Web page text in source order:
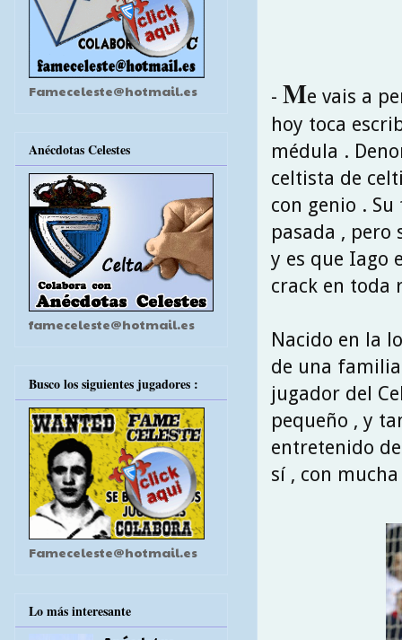
- Me vais a
hoy toca
médula .
celtista de
con genio .
pasada ,
y es que Iago
crack en toda
Nacido en la
de una
jugador del
pequeño , y
entretenido
sí , con
Fameceleste@hotmail.es
Anécdotas Celestes
fameceleste@hotmail.es
Busco los siguientes jugadores :
Fameceleste@hotmail.es
Lo más interesante